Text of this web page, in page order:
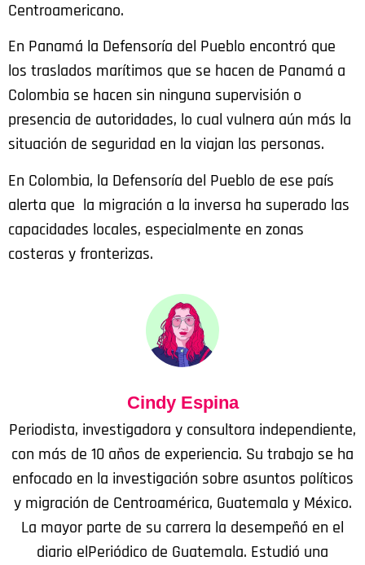
Centroamericano.
En Panamá la Defensoría del Pueblo encontró que
los traslados marítimos que se hacen de Panamá a
Colombia se hacen sin ninguna supervisión o
presencia de autoridades, lo cual vulnera aún más la
situación de seguridad en la viajan las personas.
En Colombia, la Defensoría del Pueblo de ese país
alerta que la migración a la inversa ha superado las
capacidades locales, especialmente en zonas
costeras y fronterizas.
Cindy Espina
Periodista, investigadora y consultora independiente,
con más de 10 años de experiencia. Su trabajo se ha
enfocado en la investigación sobre asuntos políticos
y migración de Centroamérica, Guatemala y México.
La mayor parte de su carrera la desempeñó en el
diario elPeriódico de Guatemala. Estudió una